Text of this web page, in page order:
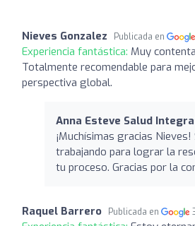
Nieves Gonzalez Publicada en
Experiencia fantástica: Muy
Totalmente recomendable para
perspectiva global.
Anna Esteve Salud
¡Muchísimas gracias
trabajando para lograr la
tu proceso. Gracias por la
Raquel Barrero Publicada en